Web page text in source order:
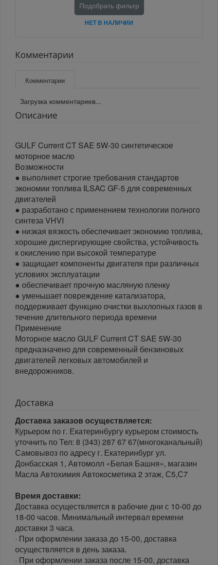
Подобрать фильтр
НЕТ В НАЛИЧИИ
Комментарии
Комментарии
Загрузка комментариев...
Описание
GULF Current CT SAE 5W-30 синтетическое
моторное масло
Возможности
● выполняет строгие требования стандартов
экономии топлива ILSAC GF-5 для современных
двигателей
● разработано с применением технологии полного
синтеза VHVI
● низкая вязкость обеспечивает экономию топлива,
хорошие диспергирующие свойства, устойчивость
к окислению при высокой температуре
● защищает компоненты двигателя при различных
условиях эксплуатации
● обеспечивает прочную масляную пленку
● уменьшает повреждение катализатора,
поддерживает функцию очистки выхлопных газов в
течение длительного периода времени
Применение
Моторное масло GULF Current CT SAE 5W-30
предназначено для современный бензиновых
двигателей легковых автомобилей и
внедорожников.
Доставка
Доставка заказов осуществляется:
Курьером по г. Екатеринбургу курьером стоимость
уточнить по Тел: 8 (343) 287 67 67(многоканальный)
Самовывоз по адресу г. Екатеринбург ул.
Донбасская 1, Автомолл «Белая Башня», магазин
Масла Автохимия Автокосметика 2 этаж, С5,С7
Время доставки:
Доставка осуществляется в рабочие дни с 10-00 до
18-00 часов. Минимальный интервал времени
доставки 3 часа.
· При оформлении заказа до 15-00, доставка
осуществляется в день заказа.
· При оформлении заказа после 15-00, доставка